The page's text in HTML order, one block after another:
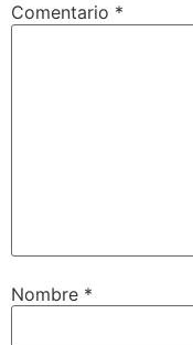
Comentario *
Nombre *